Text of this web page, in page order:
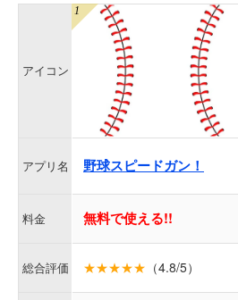
アイコン
アプリ名 野球スピードガン！
料金 無料で使える!!
総合評価 ★★★★★ （4.8/5）